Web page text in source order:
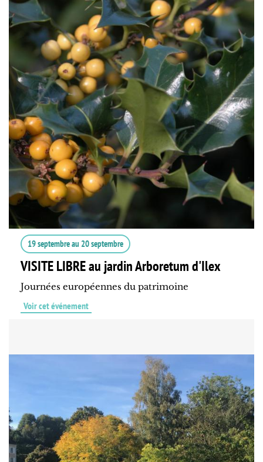
19 septembreau 20 septembre
VISITE LIBRE au jardin Arboretum d'Ilex
Journées européennes du patrimoine
Voir cet événement